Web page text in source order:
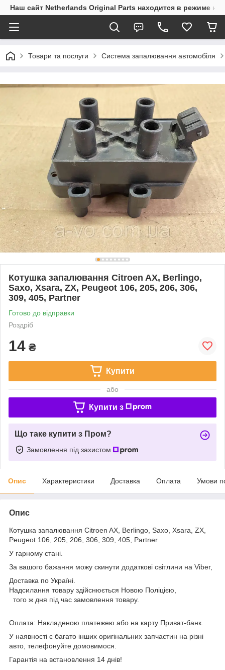
Наш сайт Netherlands Original Parts находится в режиме
Товари та послуги Система запалювання автомобіля
Котушка запалювання Citroen AX, Berlingo,
Saxo, Xsara, ZX, Peugeot 106, 205, 206, 306,
309, 405, Partner
Готово до відправки
Роздріб
14 ₴
Купити
або
Купити з
Що таке купити з Пром?
Замовлення під захистом
Опис Характеристики Доставка Оплата Умови
Опис
Котушка запалювання Citroen AX, Berlingo, Saxo, Xsara, ZX,
Peugeot 106, 205, 206, 306, 309, 405, Partner
У гарному стані.
За вашого бажання можу скинути додаткові світлини на Viber,
Доставка по Україні.
Надсилання товару здійснюється Новою Поліцією,
того ж дня під час замовлення товару.
Оплата: Накладеною платежею або на карту Приват-банк.
У наявності є багато інших оригінальних запчастин на різні
авто, телефонуйте домовимося.
Гарантія на встановлення 14 днів!